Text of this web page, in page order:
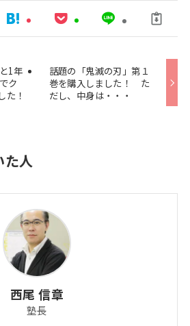
1年
ク
た！
話題の「鬼滅の刃」第１
巻を購入しました！ た
だし、中身は・・・
た人
西尾 信章
塾長